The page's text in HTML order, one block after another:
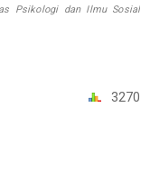
Psikologi dan Ilmu Sosial
3270